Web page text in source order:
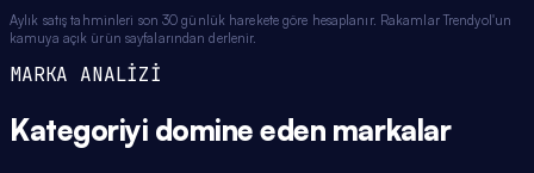
Aylık satış tahminleri son 30 günlük harekete göre hesaplanır. Rakamlar Trendyol'un
kamuya açık ürün sayfalarından derlenir.
MARKA ANALİZİ
Kategoriyi domine eden markalar